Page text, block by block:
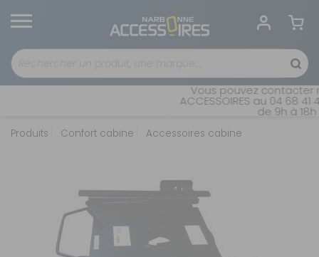
Vous pouvez contacter
ACCESSOIRES au 04 68
de 9h à
Produits Confort cabine Accessoires cabine